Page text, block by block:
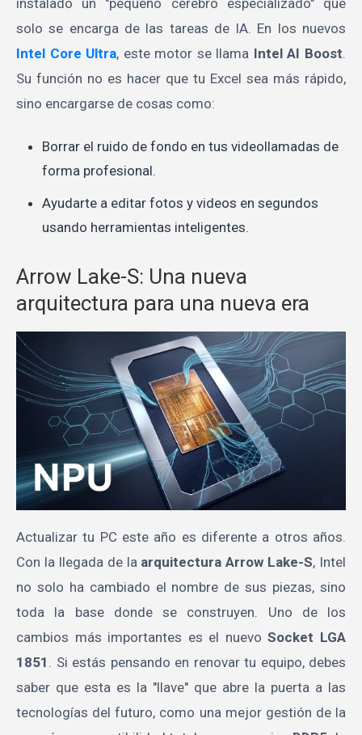
instalado un "pequeño cerebro especializado" que
solo se encarga de las tareas de IA. En los nuevos
Intel Core Ultra, este motor se llama Intel AI Boost.
Su función no es hacer que tu Excel sea más rápido,
sino encargarse de cosas como:
Borrar el ruido de fondo en tus videollamadas de
forma profesional.
Ayudarte a editar fotos y videos en segundos
usando herramientas inteligentes.
Arrow Lake-S: Una nueva
arquitectura para una nueva era
Actualizar tu PC este año es diferente a otros años.
Con la llegada de la arquitectura Arrow Lake-S, Intel
no solo ha cambiado el nombre de sus piezas, sino
toda la base donde se construyen. Uno de los
cambios más importantes es el nuevoSocket LGA
1851 . Si estás pensando en renovar tu equipo, debes
saber que esta es la "llave" que abre la puerta a las
tecnologías del futuro, como una mejor gestión de la